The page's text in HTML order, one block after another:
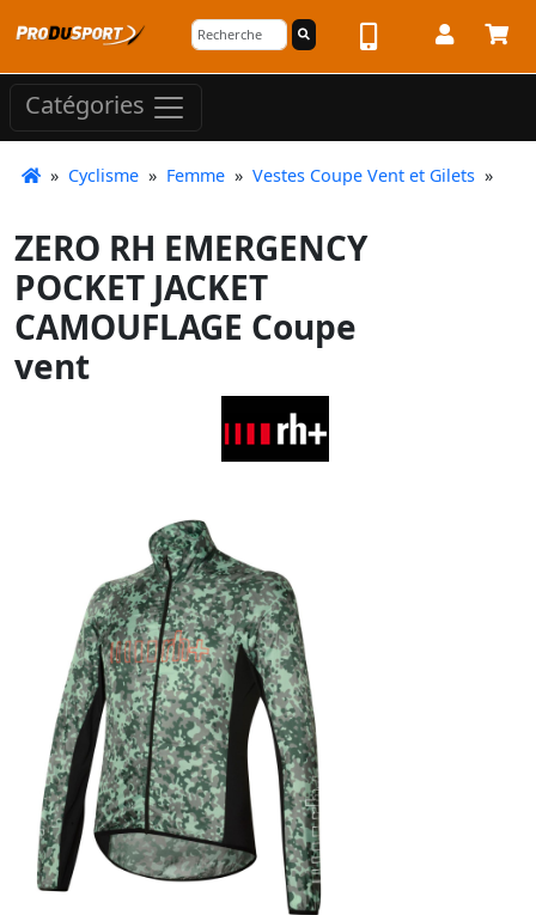
Catégories
» Cyclisme » Femme » Vestes Coupe Vent et Gilets »
ZERO RH EMERGENCY
POCKET JACKET
CAMOUFLAGE Coupe
vent